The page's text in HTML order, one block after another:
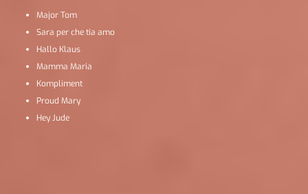
Major Tom
Sara per che tia amo
Hallo Klaus
Mamma Maria
Kompliment
Proud Mary
Hey Jude